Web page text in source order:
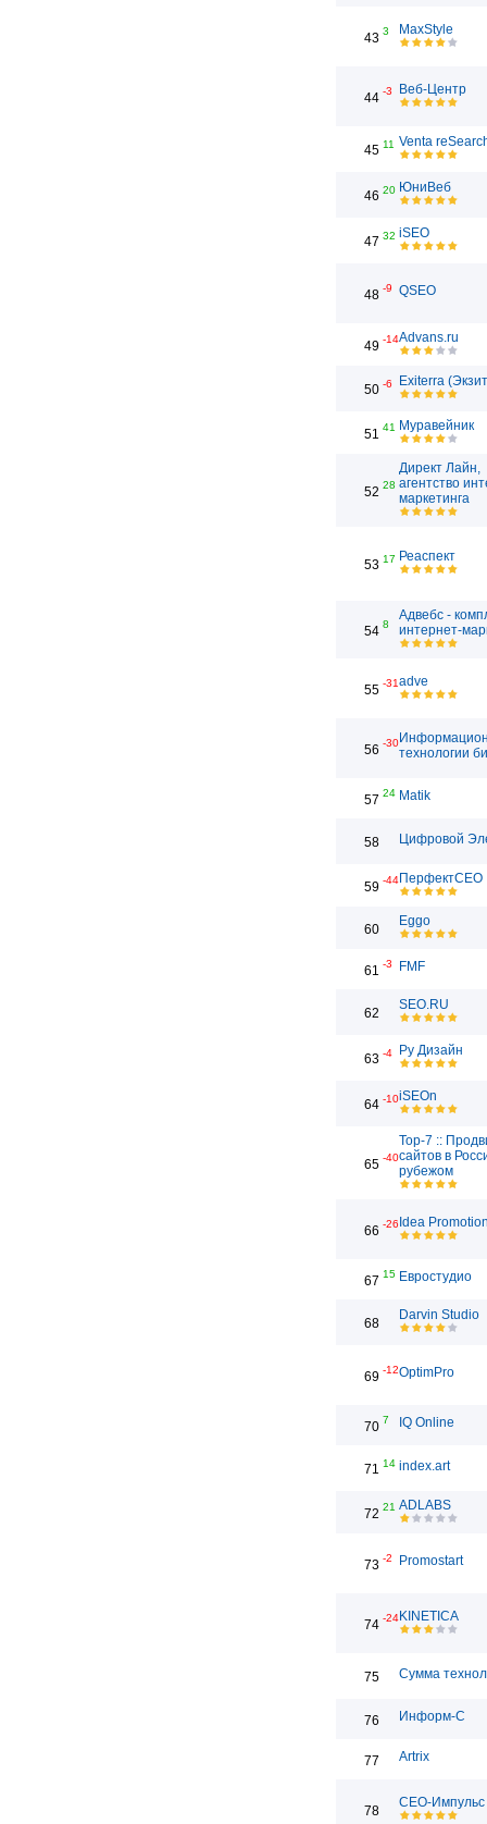
43 3 MaxStyle
44 -3 Веб-Центр
45 11 Venta
46 20 ЮниВеб
47 32 iSEO
48 -9 QSEO
49 -14Advans.ru
50 -6 Exiterra
51 41 Муравейник
52 28
Директ Лайн,
агентство
маркетинга
53 17 Реаспект
54 8
Адвебс -
интернет-
55 -31adve
56 -30
технологии
57 24 Matik
58 Цифровой
59 -44ПерфектСЕО
60
Eggo
61 -3 FMF
62
SEO.RU
63 -4 Ру Дизайн
64 -10iSEOn
65 -40
Top-7 ::
сайтов в
рубежом
66 -26 Idea
67 15 Евростудио
68
Darvin Studio
69 -12OptimPro
70 7 IQ Online
71 14 index.art
72 21 ADLABS
73 -2 Promostart
74 -24KINETICA
75 Сумма
76 Информ-С
77 Artrix
78
СЕО-Импульс